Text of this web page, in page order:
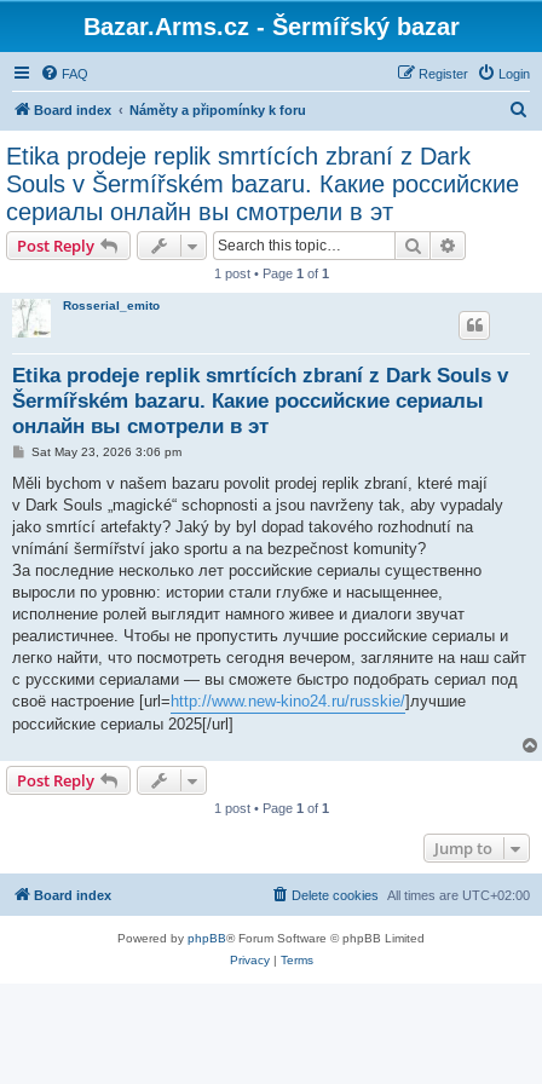
Bazar.Arms.cz - Šermířský bazar
FAQ Login
Register
Board index Náměty a připomínky k foru
Etika prodeje replik smrtících zbraní z Dark
Souls v Šermířském bazaru. Какие российские
сериалы онлайн вы смотрели в эт
Post Reply Search
1 post • Page 1 of 1
Rosserial_emito
Etika prodeje replik smrtících zbraní z Dark Souls v
Šermířském bazaru. Какие российские сериалы
онлайн вы смотрели в эт
P
s
Sat May 23, 2026 3:06 pm
Měli bychom v našem bazaru povolit prodej replik zbraní, které mají
v Dark Souls „magické“ schopnosti a jsou navrženy tak, aby vypadaly
jako smrtící artefakty? Jaký by byl dopad takového rozhodnutí na
vnímání šermířství jako sportu a na bezpečnost komunity?
За последние несколько лет российские сериалы существенно
выросли по уровню: истории стали глубже и насыщеннее,
исполнение ролей выглядит намного живее и диалоги звучат
реалистичнее. Чтобы не пропустить лучшие российские сериалы и
легко найти, что посмотреть сегодня вечером, загляните на наш сайт
с русскими сериалами — вы сможете быстро подобрать сериал под
своё настроение [url= http://www.new-kino24.ru/russkie/]лучшие
российские сериалы 2025[/url]
Post Reply
1 post • Page 1 of 1
Jump to
Board index All times are UTC+02:00
Delete cookies
Powered by phpBB® Forum Software © phpBB Limited
Privacy| Terms